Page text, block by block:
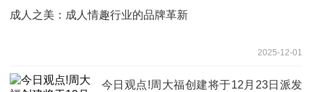
成人之美：成人情趣行业的品牌革新
2025-12-01
今日观点!周大福创建将于12月23日派发